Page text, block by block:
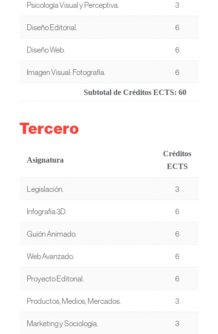
Psicología Visual y Perceptiva. 3
Diseño Editorial. 6
Diseño Web. 6
Imagen Visual: Fotografía. 6
Subtotal de Créditos ECTS: 60
Tercero
Asignatura
Créditos
ECTS
Legislación. 3
Infografía 3D. 6
Guión Animado. 6
Web Avanzado. 6
Proyecto Editorial. 6
Productos, Medios, Mercados. 3
Marketing y Sociología. 3